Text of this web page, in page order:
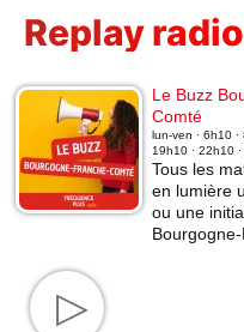
Replay radio
Le Buzz
Comté
lun-ven · 6h10 ·
19h10 · 22h10
Tous les
en lumière
ou une
▷